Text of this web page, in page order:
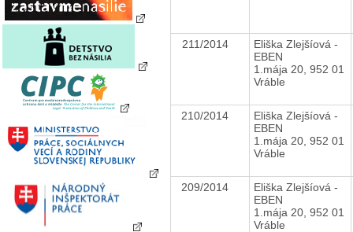
211/2014
Eliška Zlejšíová -
EBEN
1.mája 20, 952 01
Vráble
210/2014
Eliška Zlejšíová -
EBEN
1.mája 20, 952 01
Vráble
209/2014
Eliška Zlejšíová -
EBEN
1.mája 20, 952 01
Vráble